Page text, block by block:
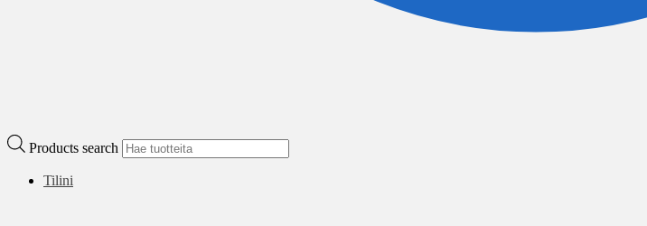
Products search
Tilini